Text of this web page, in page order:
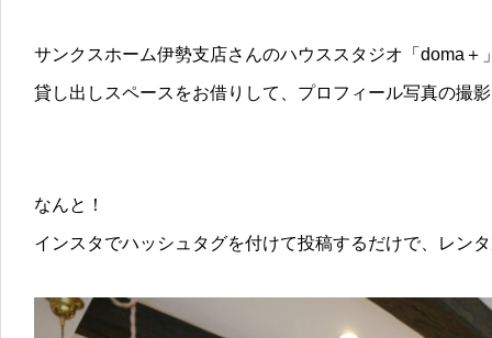
サンクスホーム伊勢支店さんのハウススタジオ「doma＋
貸し出しスペースをお借りして、プロフィール写真の撮
なんと！
インスタでハッシュタグを付けて投稿するだけで、レン